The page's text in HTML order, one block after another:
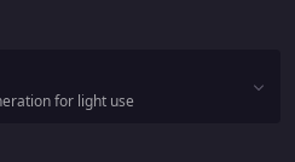
for light use